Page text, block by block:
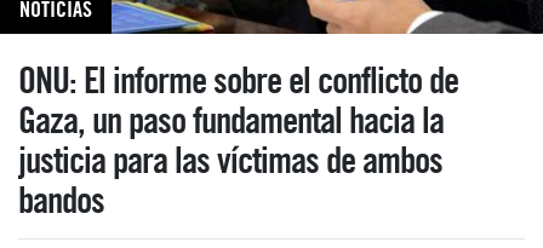
NOTICIAS
ONU: El informe sobre el conflicto de
Gaza, un paso fundamental hacia la
justicia para las víctimas de ambos
bandos